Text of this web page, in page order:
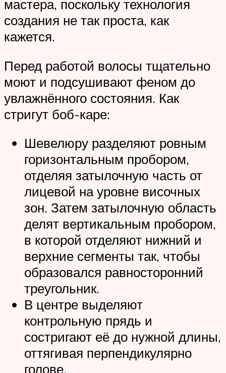
мастера, поскольку технология
создания не так проста, как
кажется.
Перед работой волосы тщательно
моют и подсушивают феном до
увлажнённого состояния. Как
стригут боб-каре:
Шевелюру разделяют ровным
горизонтальным пробором,
отделяя затылочную часть от
лицевой на уровне височных
зон. Затем затылочную область
делят вертикальным пробором,
в которой отделяют нижний и
верхние сегменты так, чтобы
образовался равносторонний
треугольник.
В центре выделяют
контрольную прядь и
состригают её до нужной длины,
оттягивая перпендикулярно
голове.